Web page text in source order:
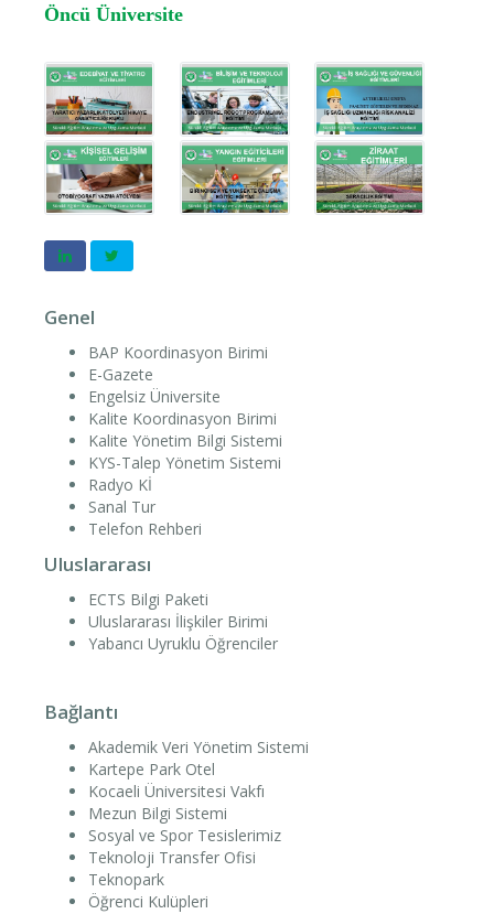
Öncü Üniversite
Genel
BAP Koordinasyon Birimi
E-Gazete
Engelsiz Üniversite
Kalite Koordinasyon Birimi
Kalite Yönetim Bilgi Sistemi
KYS-Talep Yönetim Sistemi
Radyo Kİ
Sanal Tur
Telefon Rehberi
Uluslararası
ECTS Bilgi Paketi
Uluslararası İlişkiler Birimi
Yabancı Uyruklu Öğrenciler
Bağlantı
Akademik Veri Yönetim Sistemi
Kartepe Park Otel
Kocaeli Üniversitesi Vakfı
Mezun Bilgi Sistemi
Sosyal ve Spor Tesislerimiz
Teknoloji Transfer Ofisi
Teknopark
Öğrenci Kulüpleri